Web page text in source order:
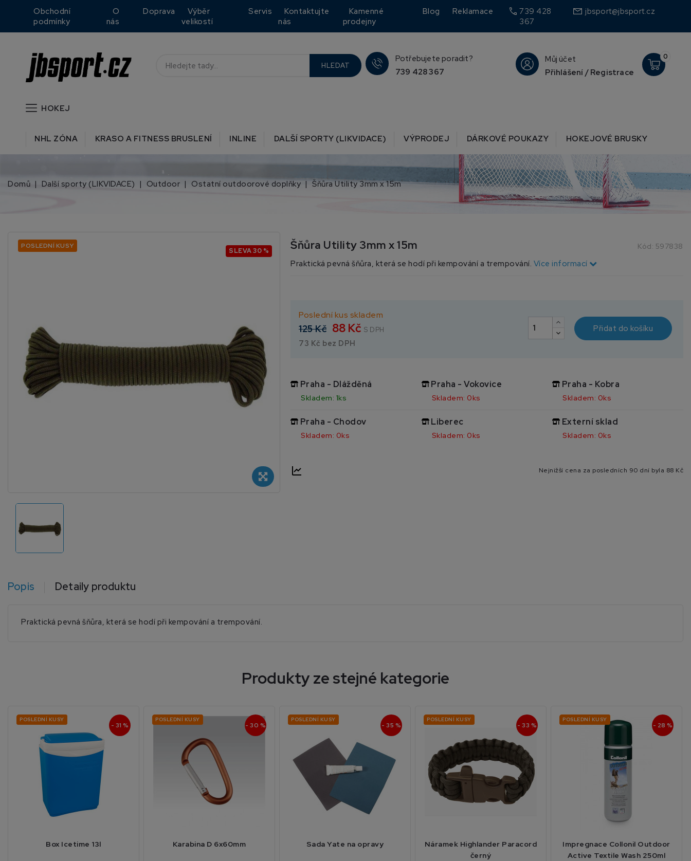
Obchodní
podmínky
O
nás
Doprava
Výběr
velikostí
Servis
Kontaktujte
nás
Kamenné
prodejny
Blog Reklamace call 739 428
367
jbsport@jbsport.cz
0
Můj účet
Přihlášení / Registrace
HLEDAT
Potřebujete poradit?
739 428 367
HOKEJ
NHL ZÓNA KRASO A FITNESS BRUSLENÍ INLINE DALŠÍ SPORTY (LIKVIDACE) VÝPRODEJ DÁRKOVÉ POUKAZY HOKEJOVÉ BRUSKY
Domů Další sporty (LIKVIDACE) Outdoor Ostatní outdoorové doplňky Šňůra Utility 3mm x 15m
POSLEDNÍ KUSY
SLEVA 30 % Šňůra Utility 3mm x 15m Kód: 597838
Praktická pevná šňůra, která se hodí při kempování a trempování. Více informací
Poslední kus skladem
125 Kč 88 Kč S DPH
73 Kč bez DPH
Přidat do košíku
Praha - Dlážděná
Skladem: 1ks
Praha - Vokovice
Skladem: 0ks
Praha - Kobra
Skladem: 0ks
Praha - Chodov
Skladem: 0ks
Liberec
Skladem: 0ks
Externí sklad
Skladem: 0ks
Nejnižší cena za posledních 90 dní byla 88 Kč
Popis Detaily produktu
Praktická pevná šňůra, která se hodí při kempování a trempování.
Produkty ze stejné kategorie
POSLEDNÍ KUSY
- 31 %
Box Icetime 13l
POSLEDNÍ KUSY
- 30 %
Karabina D 6x60mm
POSLEDNÍ KUSY
- 35 %
Sada Yate na opravy
POSLEDNÍ KUSY
- 33 %
Náramek Highlander Paracord
černý
POSLEDNÍ KUSY
- 28 %
Impregnace Collonil Outdoor
Active Textile Wash 250ml